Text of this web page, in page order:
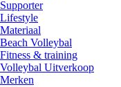
Supporter
Lifestyle
Materiaal
Beach Volleybal
Fitness & training
Volleybal Uitverkoop
Merken